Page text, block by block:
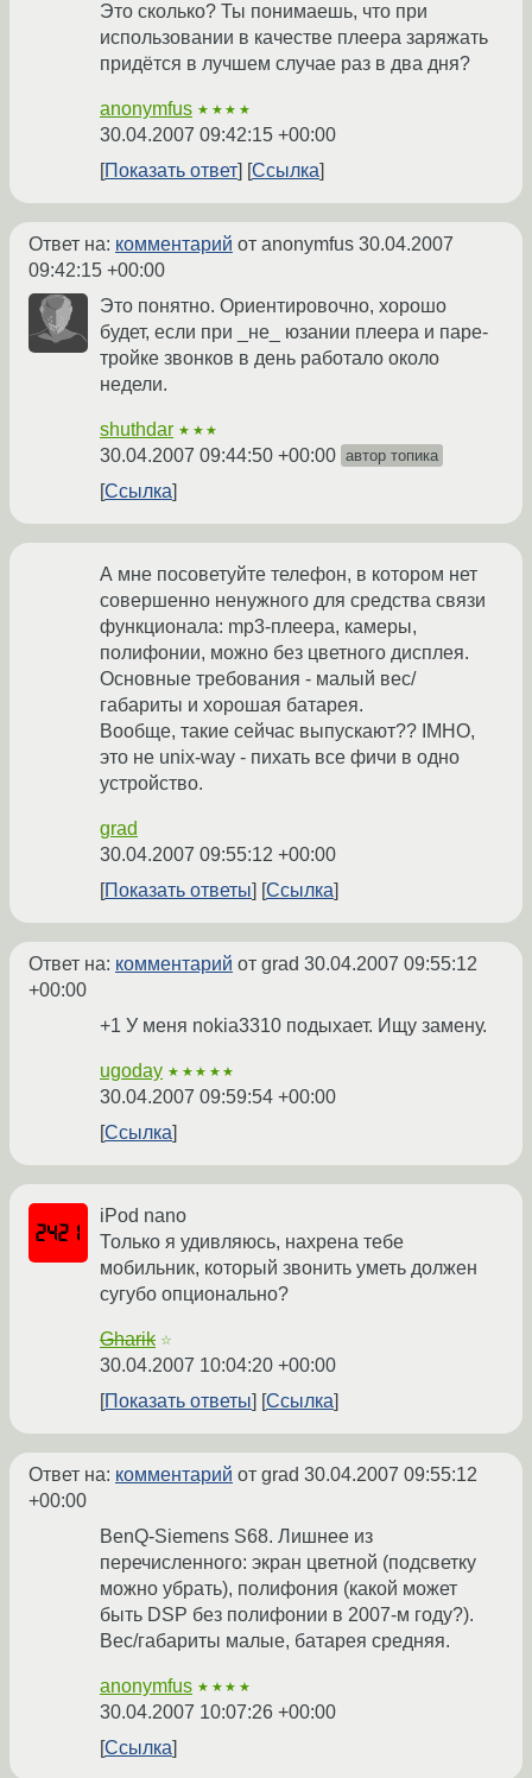
Это сколько? Ты понимаешь, что при
использовании в качестве плеера заряжать
придётся в лучшем случае раз в два дня?
anonymfus ★★★★
30.04.2007 09:42:15 +00:00
Показать ответ
Ссылка
Ответ на: комментарий от anonymfus 30.04.2007
09:42:15 +00:00
Это понятно. Ориентировочно, хорошо
будет, если при _не_ юзании плеера и паре-
тройке звонков в день работало около
недели.
shuthdar ★★★
30.04.2007 09:44:50 +00:00 автор топика
Ссылка
А мне посоветуйте телефон, в котором нет
совершенно ненужного для средства связи
функционала: mp3-плеера, камеры,
полифонии, можно без цветного дисплея.
Основные требования - малый вес/
габариты и хорошая батарея.
Вообще, такие сейчас выпускают?? IMHO,
это не unix-way - пихать все фичи в одно
устройство.
grad
30.04.2007 09:55:12 +00:00
Показать ответы
Ссылка
Ответ на: комментарий от grad 30.04.2007 09:55:12
+00:00
+1 У меня nokia3310 подыхает. Ищу замену.
ugoday ★★★★★
30.04.2007 09:59:54 +00:00
Ссылка
iPod nano
Только я удивляюсь, нахрена тебе
мобильник, который звонить уметь должен
сугубо опционально?
Gharik ☆
30.04.2007 10:04:20 +00:00
Показать ответы
Ссылка
Ответ на: комментарий от grad 30.04.2007 09:55:12
+00:00
BenQ-Siemens S68. Лишнее из
перечисленного: экран цветной (подсветку
можно убрать), полифония (какой может
быть DSP без полифонии в 2007-м году?).
Вес/габариты малые, батарея средняя.
anonymfus ★★★★
30.04.2007 10:07:26 +00:00
Ссылка